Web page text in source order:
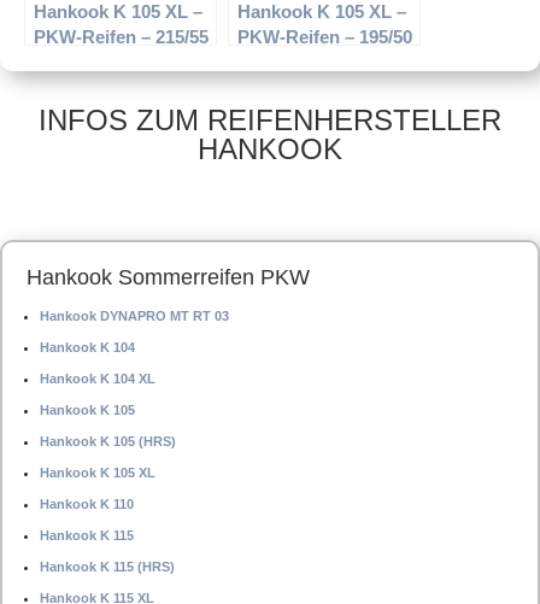
Hankook K 105 XL –
PKW-Reifen – 215/55
Sommerreifen
Hankook K 105 XL –
PKW-Reifen – 195/50
Sommerreifen
INFOS ZUM REIFENHERSTELLER
HANKOOK
Hankook Sommerreifen PKW
Hankook DYNAPRO MT RT 03
Hankook K 104
Hankook K 104 XL
Hankook K 105
Hankook K 105 (HRS)
Hankook K 105 XL
Hankook K 110
Hankook K 115
Hankook K 115 (HRS)
Hankook K 115 XL